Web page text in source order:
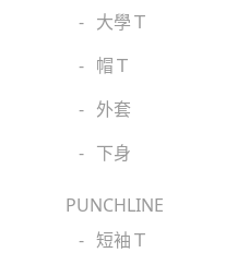
- 大學Ｔ
- 帽Ｔ
- 外套
- 下身
PUNCHLINE
- 短袖Ｔ